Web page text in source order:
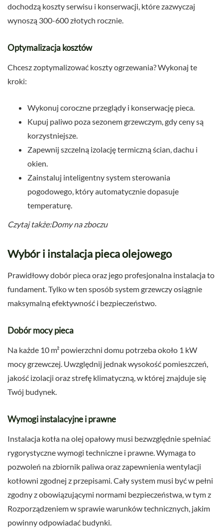
dochodzą koszty serwisu i konserwacji, które zazwyczaj
wynoszą 300-600 złotych rocznie.
Optymalizacja kosztów
Chcesz zoptymalizować koszty ogrzewania? Wykonaj te
kroki:
Wykonuj coroczne przeglądy i konserwację pieca.
Kupuj paliwo poza sezonem grzewczym, gdy ceny są
korzystniejsze.
Zapewnij szczelną izolację termiczną ścian, dachu i
okien.
Zainstaluj inteligentny system sterowania
pogodowego, który automatycznie dopasuje
temperaturę.
Czytaj także:Domy na zboczu
Wybór i instalacja pieca olejowego
Prawidłowy dobór pieca oraz jego profesjonalna instalacja to
fundament. Tylko w ten sposób system grzewczy osiągnie
maksymalną efektywność i bezpieczeństwo.
Dobór mocy pieca
Na każde 10 m² powierzchni domu potrzeba około 1 kW
mocy grzewczej. Uwzględnij jednak wysokość pomieszczeń,
jakość izolacji oraz strefę klimatyczną, w której znajduje się
Twój budynek.
Wymogi instalacyjne i prawne
Instalacja kotła na olej opałowy musi bezwzględnie spełniać
rygorystyczne wymogi techniczne i prawne. Wymaga to
pozwoleń na zbiornik paliwa oraz zapewnienia wentylacji
kotłowni zgodnej z przepisami. Cały system musi być w pełni
zgodny z obowiązującymi normami bezpieczeństwa, w tym z
Rozporządzeniem w sprawie warunków technicznych, jakim
powinny odpowiadać budynki.